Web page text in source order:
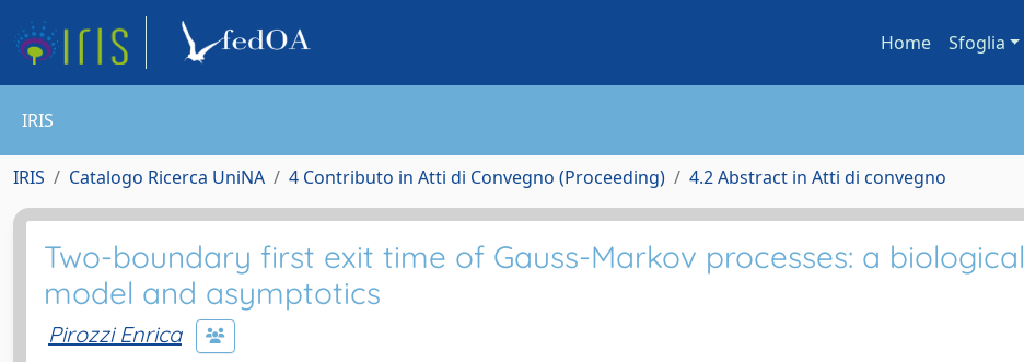
Home Sfoglia
IRIS
IRIS Catalogo Ricerca UniNA 4 Contributo in Atti di Convegno (Proceeding) 4.2 Abstract in Atti di convegno
Two-boundary first exit time of Gauss-Markov processes: a biological
model and asymptotics
Pirozzi Enrica